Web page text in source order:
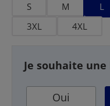
S M L
3XL
4XL
Je souhaite une
Oui